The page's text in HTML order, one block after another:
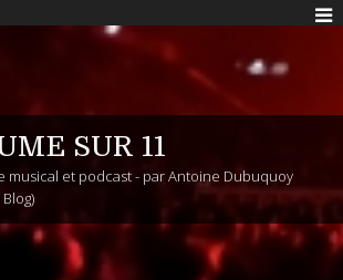
SUR 11
musical et podcast - par Antoine Dubuquoy